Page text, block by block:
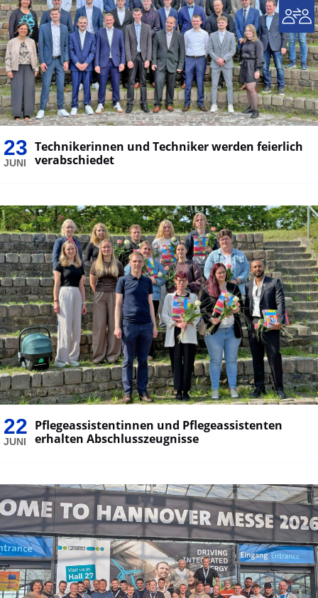
23
JUNI
Technikerinnen und Techniker werden feierlich
verabschiedet
22
JUNI
Pflegeassistentinnen und Pflegeassistenten
erhalten Abschlusszeugnisse